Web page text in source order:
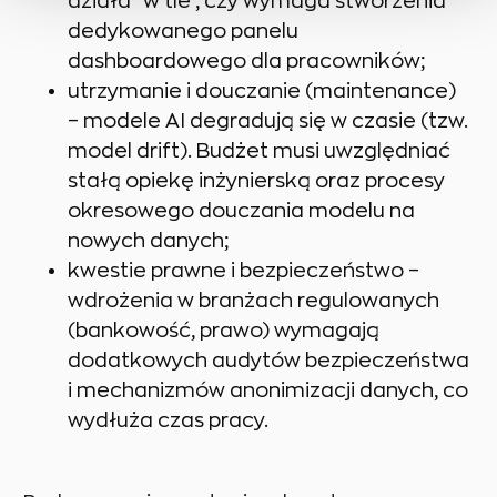
dedykowanego panelu
dashboardowego dla pracowników;
utrzymanie i douczanie (maintenance)
– modele AI degradują się w czasie (tzw.
model drift). Budżet musi uwzględniać
stałą opiekę inżynierską oraz procesy
okresowego douczania modelu na
nowych danych;
kwestie prawne i bezpieczeństwo –
wdrożenia w branżach regulowanych
(bankowość, prawo) wymagają
dodatkowych audytów bezpieczeństwa
i mechanizmów anonimizacji danych, co
wydłuża czas pracy.